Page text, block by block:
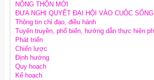
NÔNG THÔN MỚI
ĐƯA NGHỊ QUYẾT ĐẠI HỘI VÀO CUỘC SỐNG
Thông tin chỉ đạo, điều hành
Tuyên truyền, phổ biến, hướng dẫn thực hiện
Phát triển
Chiến lược
Định hướng
Quy hoạch
Kế hoạch